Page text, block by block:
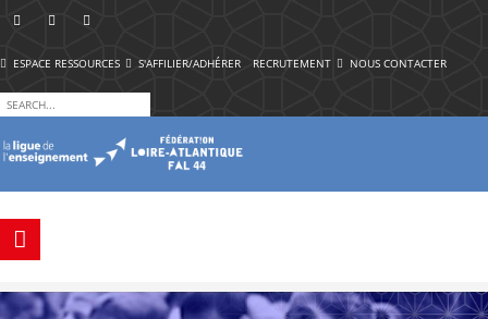
ESPACE RESSOURCES S'AFFILIER/ADHÉRER RECRUTEMENT NOUS CONTACTER